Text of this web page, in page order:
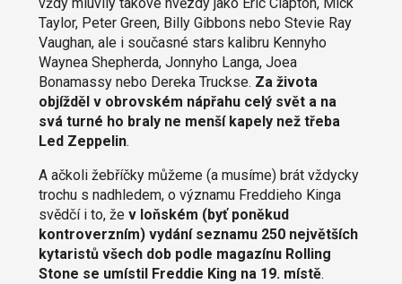
Taylor, Peter Green, Billy Gibbons nebo Stevie Ray
Vaughan, ale i současné stars kalibru Kennyho
Waynea Shepherda, Jonnyho Langa, Joea
Bonamassy nebo Dereka Truckse. Za života
objížděl v obrovském nápřahu celý svět a na
svá turné ho braly ne menší kapely než třeba
Led Zeppelin.
A ačkoli žebříčky můžeme (a musíme) brát vždycky
trochu s nadhledem, o významu Freddieho Kinga
svědčí i to, že v loňském (byť poněkud
kontroverzním) vydání seznamu 250 největších
kytaristů všech dob podle magazínu Rolling
Stone se umístil Freddie King na 19. místě.